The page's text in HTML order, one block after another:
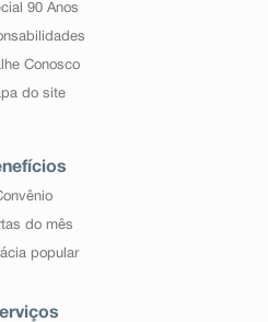
90 Anos
Conosco
do site
do mês
popular